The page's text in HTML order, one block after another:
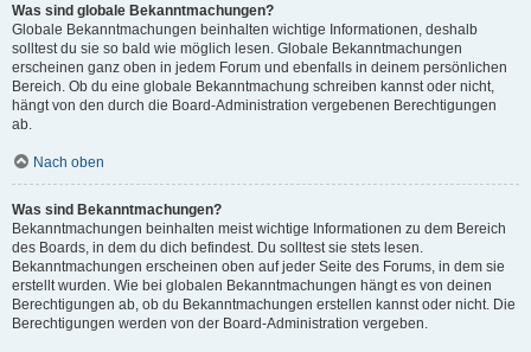
Was sind globale Bekanntmachungen?
Globale Bekanntmachungen beinhalten wichtige Informationen, deshalb
solltest du sie so bald wie möglich lesen. Globale Bekanntmachungen
erscheinen ganz oben in jedem Forum und ebenfalls in deinem persönlichen
Bereich. Ob du eine globale Bekanntmachung schreiben kannst oder nicht,
hängt von den durch die Board-Administration vergebenen Berechtigungen
ab.
Nach oben
Was sind Bekanntmachungen?
Bekanntmachungen beinhalten meist wichtige Informationen zu dem Bereich
des Boards, in dem du dich befindest. Du solltest sie stets lesen.
Bekanntmachungen erscheinen oben auf jeder Seite des Forums, in dem sie
erstellt wurden. Wie bei globalen Bekanntmachungen hängt es von deinen
Berechtigungen ab, ob du Bekanntmachungen erstellen kannst oder nicht. Die
Berechtigungen werden von der Board-Administration vergeben.